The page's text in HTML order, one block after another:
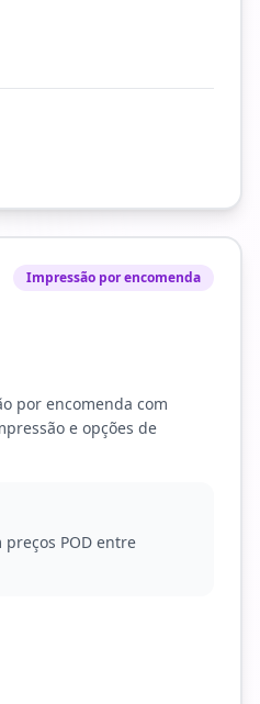
Impressão por encomenda
por encomenda com
e opções de
POD entre